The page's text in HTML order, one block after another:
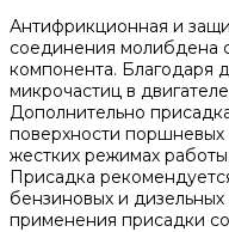
Антифрикционная и
соединения молибдена
компонента. Благодаря
микрочастиц в
Дополнительно
поверхности поршневых
жестких режимах работы.
Присадка
бензиновых и
применения присадки